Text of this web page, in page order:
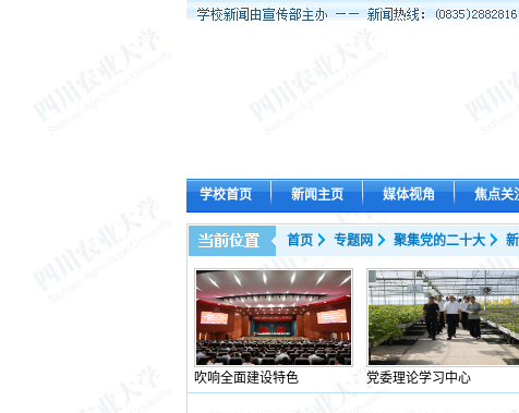
学校首页 新闻主页 媒体视角 焦点关
首页 专题网 聚集党的二十大
吹响全面建设特色 党委理论学习中心